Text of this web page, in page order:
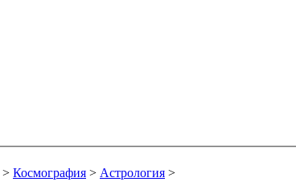
> Космография > Астрология >